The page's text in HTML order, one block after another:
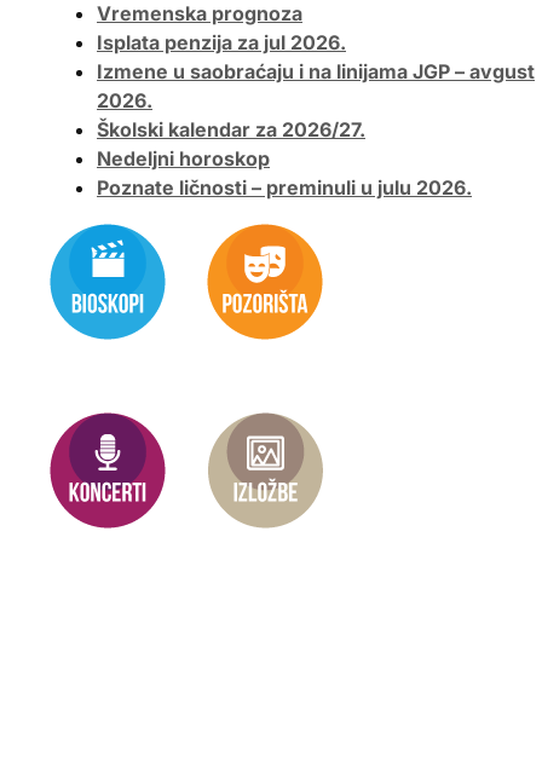
Vremenska prognoza
Isplata penzija za jul 2026.
Izmene u saobraćaju i na linijama JGP – avgust
2026.
Školski kalendar za 2026/27.
Nedeljni horoskop
Poznate ličnosti – preminuli u julu 2026.